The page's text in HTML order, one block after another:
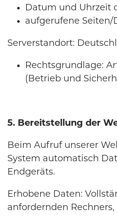
Datum und Uhrzeit
aufgerufene Seiten/
Serverstandort:
Rechtsgrundlage:
(Betrieb und
5. Bereitstellung der
Beim Aufruf unserer
System automatisch
Endgeräts.
Erhobene Daten:
anfordernden